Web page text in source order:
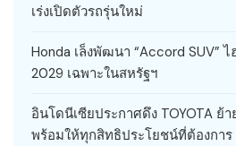
เร่งเปิดตัวรถรุ่นใหม่
Honda เล็งพัฒนา “Accord SUV”
2029 เฉพาะในสหรัฐฯ
อินโดนีเซียประกาศดึง TOYOTA ย้
พร้อมให้ทุกสิทธิประโยชน์ที่ต้องการ